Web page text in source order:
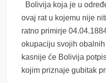
Bolivija koja je u
ovaj rat u kojemu nije
ratno primirje
okupaciju svojih
kasnije će Bolivija
kojim priznaje gubitak